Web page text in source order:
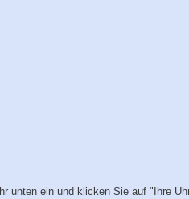
unten ein und klicken Sie auf "Ihre